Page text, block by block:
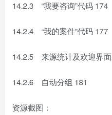
14.2.3 “我要咨询”代码 174
14.2.4 “我的案件”代码 177
14.2.5 来源统计及欢迎界面
14.2.6 自动分组 181
资源截图：